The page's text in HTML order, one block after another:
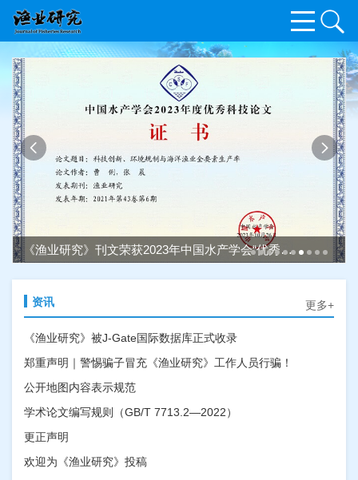
《渔业研究》刊文荣获2023年中国水产学会“优秀科技论文”
资讯 更多+
《渔业研究》被J-Gate国际数据库正式收录
郑重声明｜警惕骗子冒充《渔业研究》工作人员行骗！
公开地图内容表示规范
学术论文编写规则（GB/T 7713.2—2022）
更正声明
欢迎为《渔业研究》投稿
王晓伟 构建福建深远海养殖产业服务体系的探讨
深远海养殖是缓解近岸水域生态环境压力、拓展水产
养殖业发展空间、供给优质绿色水产品的重要途径。
福建省深远海养殖正处于起步阶段，管理部门出台了
《福建省深海装备养殖项目试点工作方案（2021—
2023年）》，研究破解深远海养殖产业技术，打造全
产业链，建立和完善产业服务体系，探索海水养殖新
展需求，坚持问题导向，提出了三个环节六个服务系
础设施建设服务、财政金融支撑服务，产中环节的生
产技术服务、产业供应链服务，以及产后环节的品牌
建设服务、加工流通服务，并给出了构建服务体系的
对策建议，旨在为深远海养殖产业可持续发展提供可
靠的服务性支撑体系。
高榆嘉 壳寡糖对中华绒螯蟹非特异性免疫的影响
为了研究免疫增强剂壳寡糖对中华绒螯蟹（Eriocheir
只（20±2） g附肢完整、个体均匀、健康的中华绒螯
蟹，随机分为3组，每组15只，分别注射浓度为0（对
照组）、50、200 μg·mL 的壳寡糖0.1 mL，24 h后收
集血清和血淋巴细胞，分析免疫酶活力和免疫基因的
变化。结果显示，与对照组相比，壳寡糖显著提高了
胱甘肽过氧化物酶和溶菌酶的活性，并且显著增加了
量。实时荧光定量PCR结果显示，与对照组相比，壳
壳寡糖能够提高中华绒螯蟹非特异性免疫和抗氧化能
韩枫 我国水产商业化育种现状与发展建议
系建设可以解决传统育种体系里科研与市场较为突出
通过文献查询、数据统计、案例对比等方式,分析我国
产种业企业也存在企业竞争力弱、发展潜力不足、抗
牛江波
试验以平均体质量（2.39±0.20）g凡纳滨对虾为放养